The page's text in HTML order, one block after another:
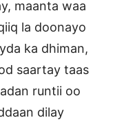
maanta waa
la doonayo
ka dhiman,
saartay taas
runtii oo
dilay